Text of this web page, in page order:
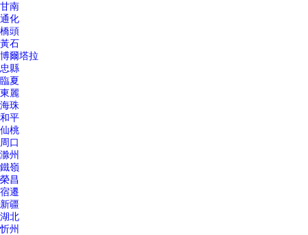
甘南
通化
橋頭
黃石
博爾塔拉
忠縣
臨夏
東麗
海珠
和平
仙桃
周口
滁州
鐵嶺
榮昌
宿遷
新疆
湖北
忻州